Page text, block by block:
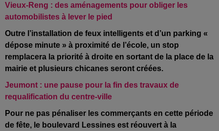
Vieux-Reng : des aménagements pour obliger les
automobilistes à lever le pied
Outre l’installation de feux intelligents et d’un parking «
dépose minute » à proximité de l’école, un stop
remplacera la priorité à droite en sortant de la place de la
mairie et plusieurs chicanes seront créées.
Jeumont : une pause pour la fin des travaux de
requalification du centre-ville
Pour ne pas pénaliser les commerçants en cette période
de fête, le boulevard Lessines est réouvert à la